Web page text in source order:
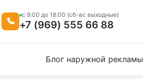
c 9:00 до 18:00 (сб-вс выходные)
+7 (969) 555 66 88
Блог наружной рекламы